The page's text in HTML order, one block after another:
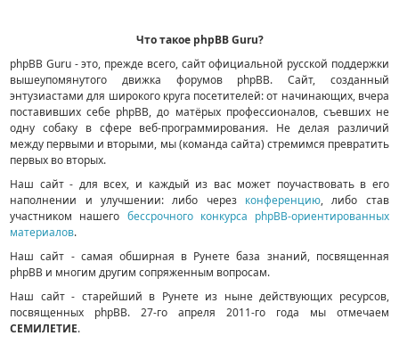
Что такое phpBB Guru?
phpBB Guru - это, прежде всего, сайт официальной русской поддержки
вышеупомянутого движка форумов phpBB. Сайт, созданный
энтузиастами для широкого круга посетителей: от начинающих, вчера
поставивших себе phpBB, до матёрых профессионалов, съевших не
одну собаку в сфере веб-программирования. Не делая различий
между первыми и вторыми, мы (команда сайта) стремимся превратить
первых во вторых.
Наш сайт - для всех, и каждый из вас может поучаствовать в его
наполнении и улучшении: либо через конференцию, либо став
участником нашего бессрочного конкурса phpBB-ориентированных
материалов.
Наш сайт - самая обширная в Рунете база знаний, посвященная
phpBB и многим другим сопряженным вопросам.
Наш сайт - старейший в Рунете из ныне действующих ресурсов,
посвященных phpBB. 27-го апреля 2011-го года мы отмечаем
СЕМИЛЕТИЕ.